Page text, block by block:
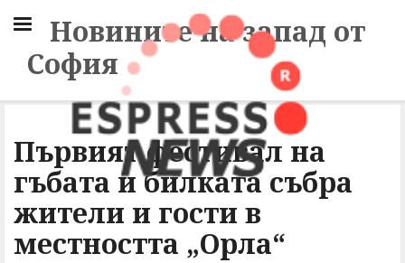
Новините на запад от
София
Първият фестивал на
гъбата и билката събра
жители и гости в
местността „Орла“